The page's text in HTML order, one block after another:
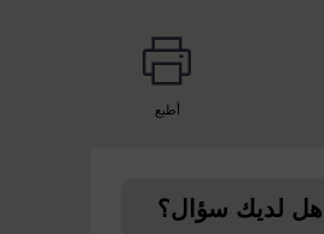
أطبع
هل لديك سؤال؟